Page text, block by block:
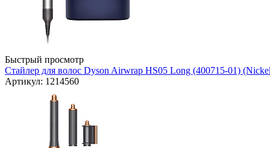
Быстрый просмотр
Стайлер для волос Dyson Airwrap HS05 Long (400715-01)
Артикул: 1214560